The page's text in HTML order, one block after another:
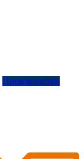
Производство